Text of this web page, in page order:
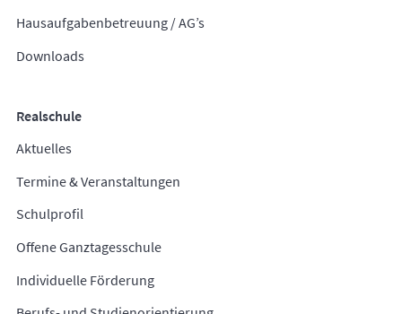
Hausaufgabenbetreuung / AG’s
Downloads
Realschule
Aktuelles
Termine & Veranstaltungen
Schulprofil
Offene Ganztagesschule
Individuelle Förderung